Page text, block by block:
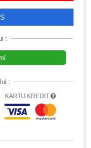
:
:
KARTU KREDIT